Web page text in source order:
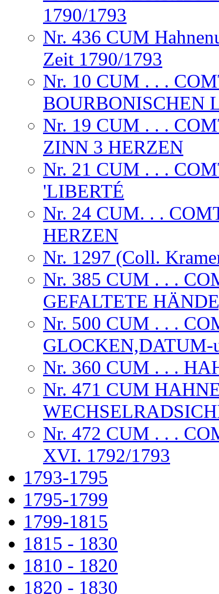
1790/1793
Nr. 436 CUM
Zeit 1790/1793
Nr. 10 CUM . . .
BOURBONISCHEN
Nr. 19 CUM . . .
ZINN 3 HERZEN
Nr. 21 CUM . . .
'LIBERTÉ
Nr. 24 CUM. . .
HERZEN
Nr. 1297 (Coll.
Nr. 385 CUM . . .
GEFALTETE
Nr. 500 CUM . . .
GLOCKEN,DATUM-
Nr. 360 CUM . . .
Nr. 471 CUM
Nr. 472 CUM . . .
XVI. 1792/1793
1793-1795
1795-1799
1799-1815
1815 - 1830
1810 - 1820
1820 - 1830